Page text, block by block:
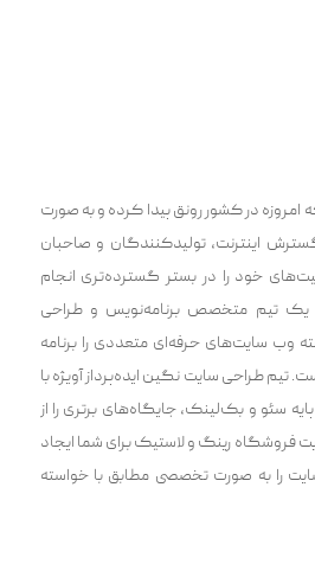
در کشور رونق پیدا کرده و به صورت
اینترنت، تولیدکنندگان و صاحبان
خود را در بستر گسترده‌تری انجام
تیم متخصص برنامه‌نویس و طراحی
وب‌ سایت‌های حرفه‌ای متعددی را برنامه
تیم طراحی سایت نگین ایده‌پرداز آویژه با
سئو و بک‌لینک، جایگاه‌های برتری را از
رینگ و لاستیک برای شما ایجاد
را به صورت تخصصی مطابق با خواسته